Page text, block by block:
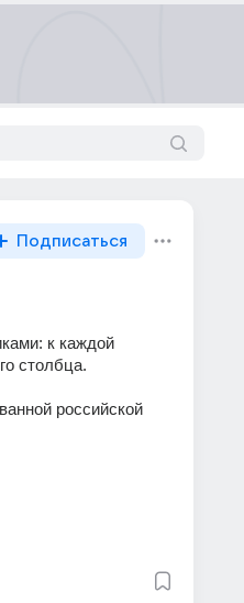
Подписаться
к каждой
столбца.
российской